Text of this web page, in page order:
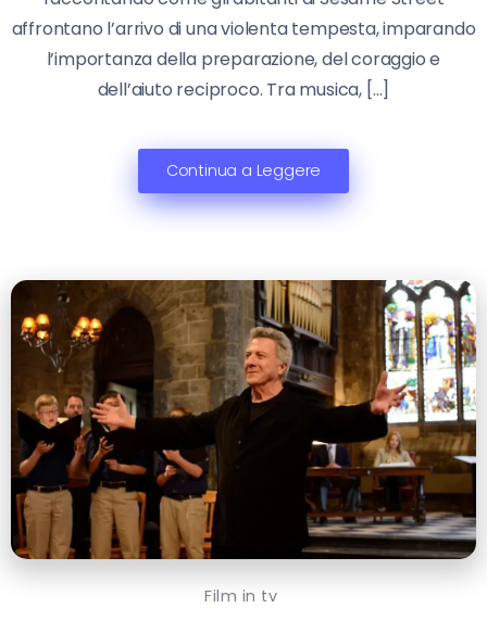
affrontano l’arrivo di una violenta tempesta, imparando
l’importanza della preparazione, del coraggio e
dell’aiuto reciproco. Tra musica, […]
Continua a Leggere
Film in tv